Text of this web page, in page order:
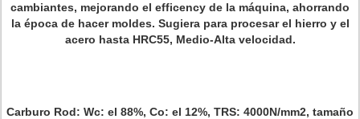
cambiantes, mejorando el efficency de la máquina, ahorrando
la época de hacer moldes. Sugiera para procesar el hierro y el
acero hasta HRC55, Medio-Alta velocidad.
Carburo Rod: Wc: el 88%, Co: el 12%, TRS: 4000N/mm2, tamaño